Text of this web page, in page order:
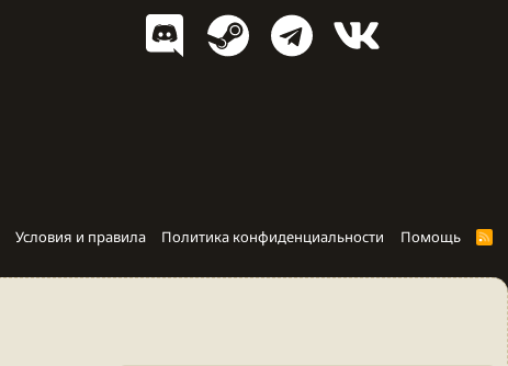
Условия и правила Политика конфиденциальности Помощь
R